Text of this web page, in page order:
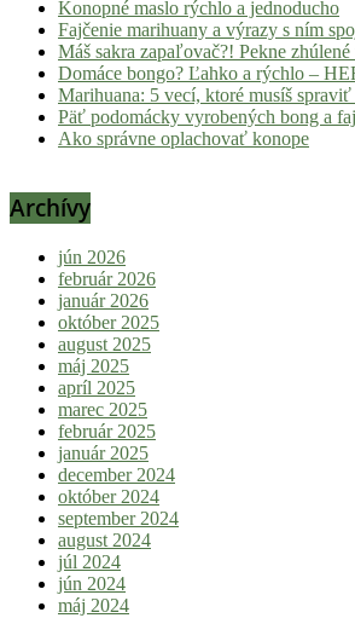
Konopné maslo rýchlo a jednoducho
Fajčenie marihuany a výrazy s ním
Máš sakra zapaľovač?! Pekne
Domáce bongo? Ľahko a rýchlo –
Marihuana: 5 vecí, ktoré musíš
Päť podomácky vyrobených bong a
Ako správne oplachovať konope
Archívy
jún 2026
február 2026
január 2026
október 2025
august 2025
máj 2025
apríl 2025
marec 2025
február 2025
január 2025
december 2024
október 2024
september 2024
august 2024
júl 2024
jún 2024
máj 2024